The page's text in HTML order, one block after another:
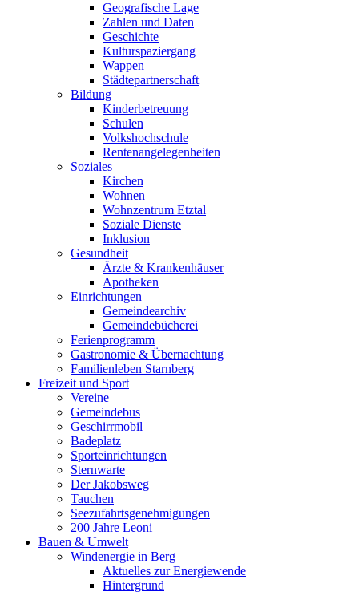
Geografische Lage
Zahlen und Daten
Geschichte
Kulturspaziergang
Wappen
Städtepartnerschaft
Bildung
Kinderbetreuung
Schulen
Volkshochschule
Rentenangelegenheiten
Soziales
Kirchen
Wohnen
Wohnzentrum Etztal
Soziale Dienste
Inklusion
Gesundheit
Ärzte & Krankenhäuser
Apotheken
Einrichtungen
Gemeindearchiv
Gemeindebücherei
Ferienprogramm
Gastronomie & Übernachtung
Familienleben Starnberg
Freizeit und Sport
Vereine
Gemeindebus
Geschirrmobil
Badeplatz
Sporteinrichtungen
Sternwarte
Der Jakobsweg
Tauchen
Seezufahrtsgenehmigungen
200 Jahre Leoni
Bauen & Umwelt
Windenergie in Berg
Aktuelles zur Energiewende
Hintergrund